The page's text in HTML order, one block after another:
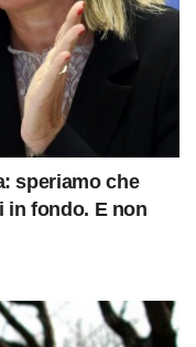
speriamo che
in fondo. E non